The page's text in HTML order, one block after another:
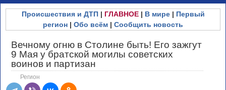
Происшествия и ДТП| ГЛАВНОЕ| В мире| Первый
регион | Обо всём | Сообщить новость
Вечному огню в Столине быть! Его зажгут
9 Мая у братской могилы советских
воинов и партизан
Регион